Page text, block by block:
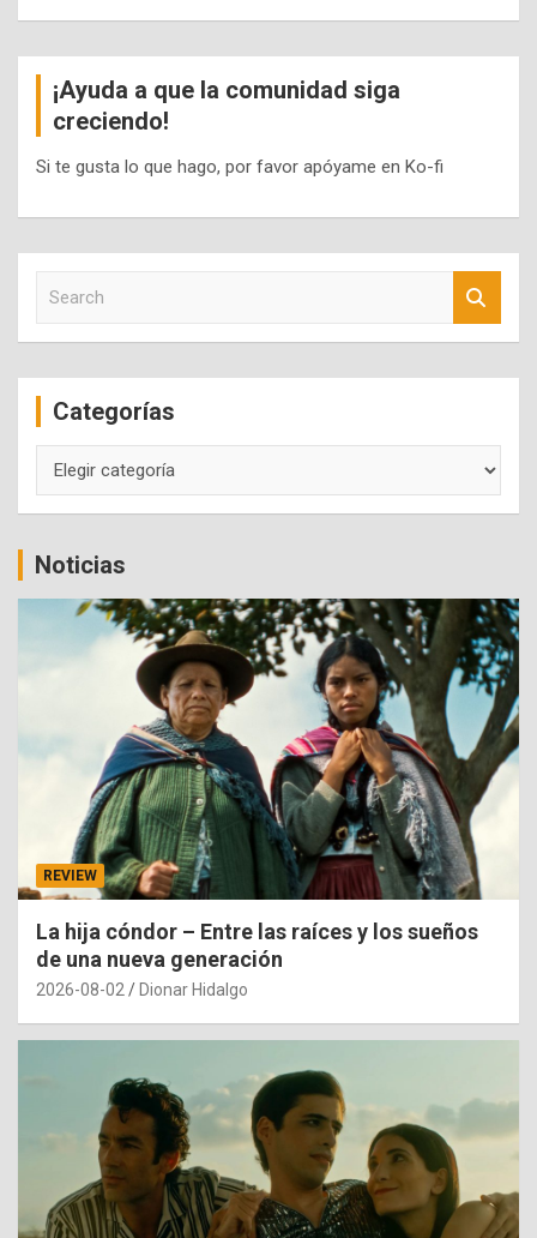
¡Ayuda a que la comunidad siga
creciendo!
Si te gusta lo que hago, por favor apóyame en Ko-fi
c
Categorías
Noticias
REVIEW
La hija cóndor – Entre las raíces y los sueños
de una nueva generación
2026-08-02 Dionar Hidalgo